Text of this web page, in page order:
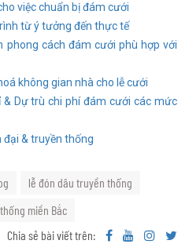
việc chuẩn bị đám cưới
từ ý tưởng đến thực tế
phong cách đám cưới phù hợp với
không gian nhà cho lễ cưới
Dự trù chi phí đám cưới các mức
đại & truyền thống
lễ đón dâu truyền thống
miền Bắc
Chia sẻ bài viết trên: